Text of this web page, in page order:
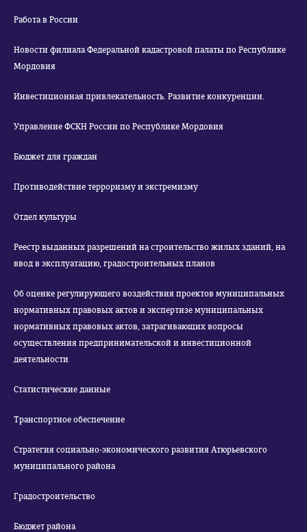
Работа в России
Новости филиала Федеральной кадастровой палаты по Республике
Мордовия
Инвестиционная привлекательность. Развитие конкуренции.
Управление ФСКН России по Республике Мордовия
Бюджет для граждан
Противодействие терроризму и экстремизму
Отдел культуры
Реестр выданных разрешений на строительство жилых зданий, на
ввод в эксплуатацию, градостроительных планов
Об оценке регулирующего воздействия проектов муниципальных
нормативных правовых актов и экспертизе муниципальных
нормативных правовых актов, затрагивающих вопросы
осуществления предпринимательской и инвестиционной
деятельности
Статистические данные
Транспортное обеспечение
Стратегия социально-экономического развития Атюрьевского
муниципального района
Градостроительство
Бюджет района